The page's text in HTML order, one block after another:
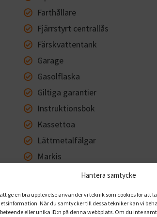
Hantera samtycke
ge en bra upplevelse använder vi teknik som cookies för att
När du samtycker till dessa tekniker kan vi
eller unika ID:n på denna webbplats. Om du inte
Farthållare
Fjärrstyrt centrallås
Färskvattentank
Garage
Gasolflaska
Giltiga garantier
Instruktionsbok
Kassettoa
Lättmetalfälgar
Markis
Myggnätsdörr